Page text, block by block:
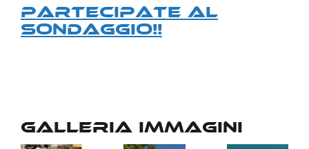
Partecipate al
sondaggio!!
Galleria immagini